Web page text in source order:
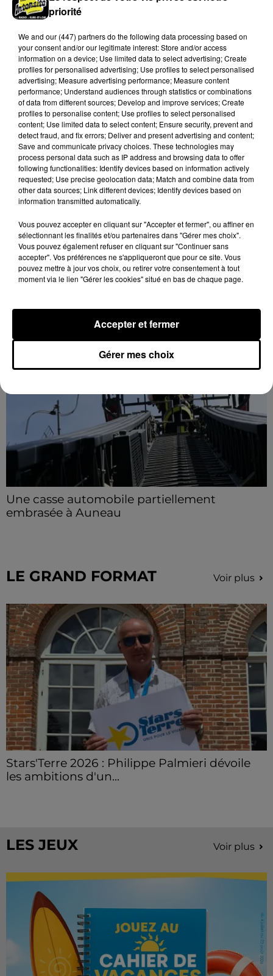
🔊 Les touristes dans les pas de Jean Moulin
Le « tourisme de mémoire » s'invite dans les sorties
estivales de Chartres Tourisme.
Le SICTOM BBI collecte vos déchets
amiantés
La collecte se fait sous conditions et pour un nombre
limité de personnes, sur incription.
A LA UNE
Une casse automobile partiellement
embrasée à Auneau
LE GRAND FORMAT Voir plus
Stars'Terre 2026 : Philippe Palmieri dévoile
les ambitions d'un...
LES JEUX Voir plus
priorité
We and our (447) partnersdo the following data processing based on
your consent and/or our legitimate interest: Store and/or access
information on a device; Use limited data to select advertising; Create
profiles for personalised advertising; Use profiles to select personalised
advertising; Measure advertising performance; Measure content
performance; Understand audiences through statistics or combinations
of data from different sources; Develop and improve services; Create
profiles to personalise content; Use profiles to select personalised
content; Use limited data to select content; Ensure security, prevent and
detect fraud, and fix errors; Deliver and present advertising and content;
Save and communicate privacy choices. These technologies may
process personal data such as IP address and browsing data to offer
following functionalities: Identify devices based on information actively
requested; Use precise geolocation data; Match and combine data from
other data sources; Link different devices; Identify devices based on
information transmitted automatically.
Vous pouvez accepter en cliquant sur "Accepter et fermer", ou affiner en
sélectionnant les finalités et/ou partenaires dans "Gérer mes choix".
Vous pouvez également refuser en cliquant sur "Continuer sans
accepter". Vos préférences ne s'appliqueront que pour ce site. Vous
pouvez mettre à jour vos choix, ou retirer votre consentement à tout
moment via le lien "Gérer les cookies" situé en bas de chaque page.
Gérer mes choix
Accepter et fermer